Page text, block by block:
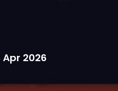
Apr 2026